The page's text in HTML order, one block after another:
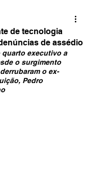
de tecnologia
de assédio
quarto executivo a
o surgimento
o ex-
Pedro